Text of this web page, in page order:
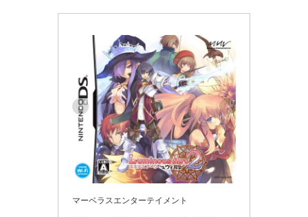
マーベラスエンターテイメント